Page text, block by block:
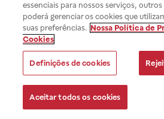
essenciais para nossos serviços,
poderá gerenciar os cookies que
suas preferências. Nossa Política de
Cookies
Definições de cookies
Aceitar todos os cookies